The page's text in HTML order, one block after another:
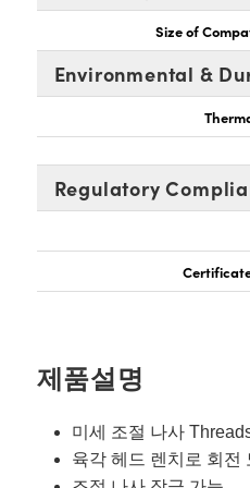
Size of
Environmental &
Regulatory
제품설명
미세 조절 나사
육각 헤드 렌치로 회전